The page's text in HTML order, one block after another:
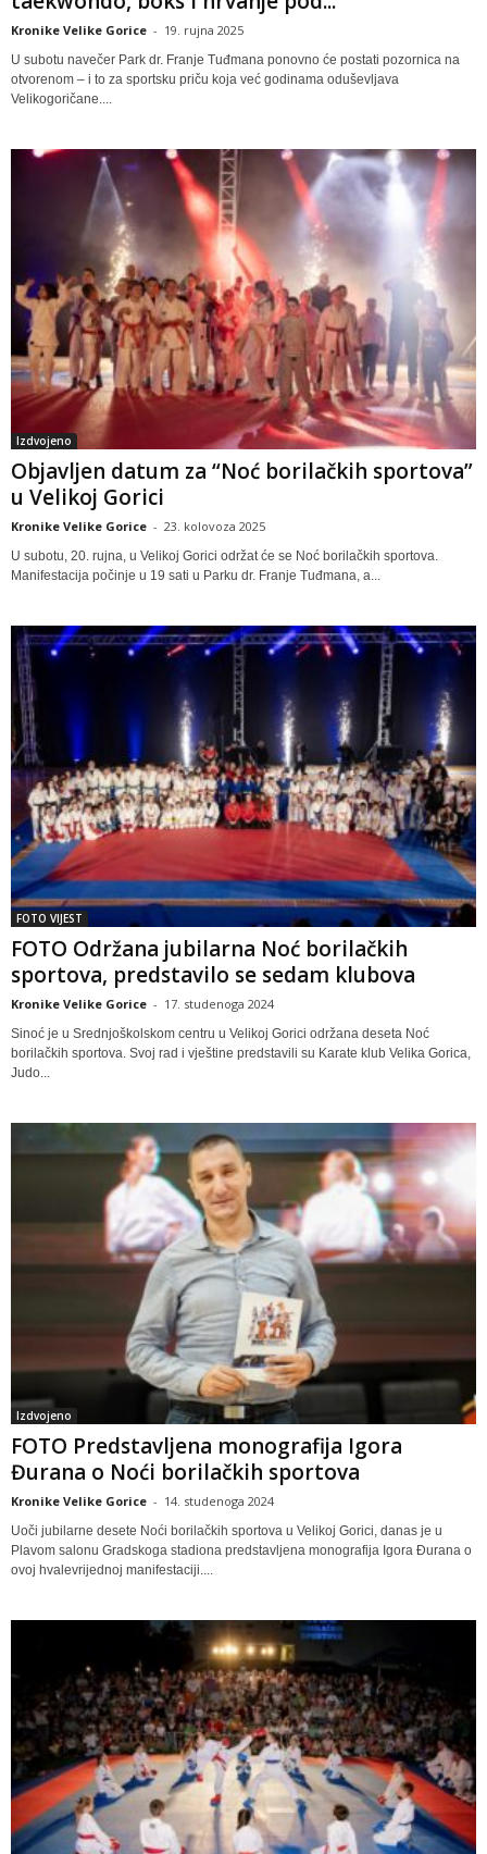
Kronike Velike Gorice - 19. rujna 2025
U subotu navečer Park dr. Franje Tuđmana ponovno će postati pozornica na
otvorenom – i to za sportsku priču koja već godinama oduševljava
Velikogoričane....
Izdvojeno
Objavljen datum za “Noć borilačkih sportova”
u Velikoj Gorici
Kronike Velike Gorice - 23. kolovoza 2025
U subotu, 20. rujna, u Velikoj Gorici održat će se Noć borilačkih sportova.
Manifestacija počinje u 19 sati u Parku dr. Franje Tuđmana, a...
FOTO VIJEST
FOTO Održana jubilarna Noć borilačkih
sportova, predstavilo se sedam klubova
Kronike Velike Gorice - 17. studenoga 2024
Sinoć je u Srednjoškolskom centru u Velikoj Gorici održana deseta Noć
borilačkih sportova. Svoj rad i vještine predstavili su Karate klub Velika Gorica,
Judo...
Izdvojeno
FOTO Predstavljena monografija Igora
Đurana o Noći borilačkih sportova
Kronike Velike Gorice - 14. studenoga 2024
Uoči jubilarne desete Noći borilačkih sportova u Velikoj Gorici, danas je u
Plavom salonu Gradskoga stadiona predstavljena monografija Igora Đurana o
ovoj hvalevrijednoj manifestaciji....